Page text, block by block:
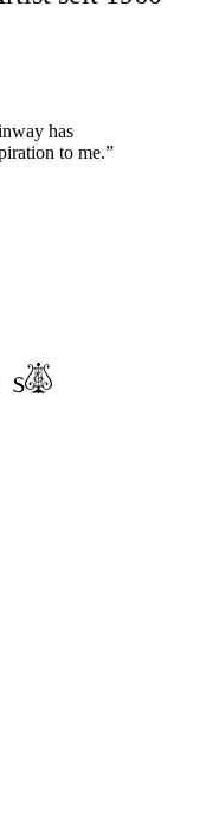
has
to me.”